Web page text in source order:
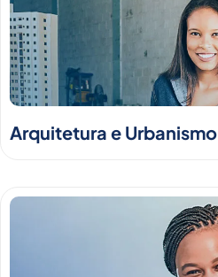
Arquitetura e Urbanismo